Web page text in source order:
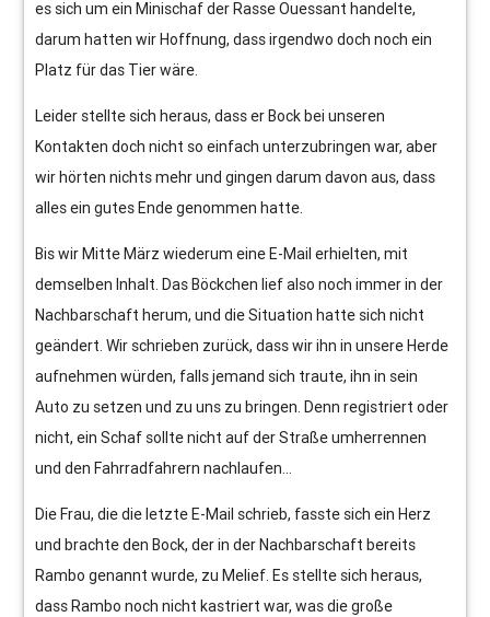
es sich um ein Minischaf der Rasse Ouessant handelte,
darum hatten wir Hoffnung, dass irgendwo doch noch ein
Platz für das Tier wäre.
Leider stellte sich heraus, dass er Bock bei unseren
Kontakten doch nicht so einfach unterzubringen war, aber
wir hörten nichts mehr und gingen darum davon aus, dass
alles ein gutes Ende genommen hatte.
Bis wir Mitte März wiederum eine E-Mail erhielten, mit
demselben Inhalt. Das Böckchen lief also noch immer in der
Nachbarschaft herum, und die Situation hatte sich nicht
geändert. Wir schrieben zurück, dass wir ihn in unsere Herde
aufnehmen würden, falls jemand sich traute, ihn in sein
Auto zu setzen und zu uns zu bringen. Denn registriert oder
nicht, ein Schaf sollte nicht auf der Straße umherrennen
und den Fahrradfahrern nachlaufen…
Die Frau, die die letzte E-Mail schrieb, fasste sich ein Herz
und brachte den Bock, der in der Nachbarschaft bereits
Rambo genannt wurde, zu Melief. Es stellte sich heraus,
dass Rambo noch nicht kastriert war, was die große